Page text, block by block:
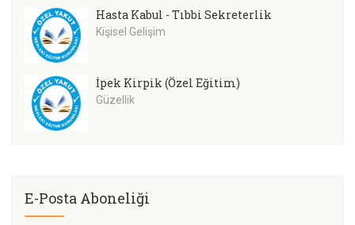
Hasta Kabul - Tıbbi Sekreterlik
Kişisel Gelişim
İpek Kirpik (Özel Eğitim)
Güzellik
E-Posta Aboneliği